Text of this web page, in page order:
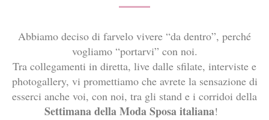
Abbiamo deciso di farvelo vivere “da dentro”, perché
vogliamo “portarvi” con noi.
Tra collegamenti in diretta, live dalle sfilate, interviste e
photogallery, vi promettiamo che avrete la sensazione di
esserci anche voi, con noi, tra gli stand e i corridoi della
Settimana della Moda Sposa italiana!